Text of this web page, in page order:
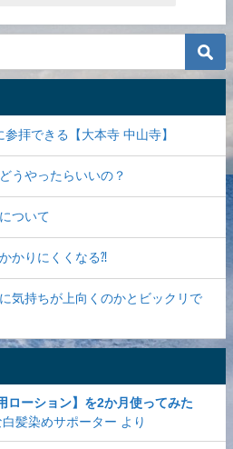
拝できる【大本寺 中山寺】
うやったらいいの？
ついて
かりにくくなる⁈
気持ちが上向くのかとビックリで
ローション】を2か月使ってみた
髪染めサポーター より